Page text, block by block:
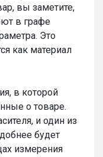
вы заметите,
в графе
Это
как материал
в которой
о товаре.
и один из
будет
измерения